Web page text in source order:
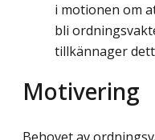
i motionen om
bli
tillkännager
Motivering